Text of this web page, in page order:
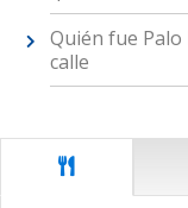
Quién fue
calle